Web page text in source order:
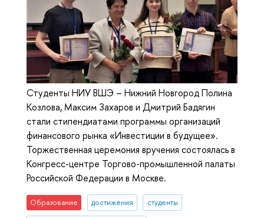
Студенты НИУ ВШЭ – Нижний Новгород Полина
Козлова, Максим Захаров и Дмитрий Бадягин
стали стипендиатами программы организаций
финансового рынка «Инвестиции в будущее».
Торжественная церемония вручения состоялась в
Конгресс-центре Торгово-промышленной палаты
Российской Федерации в Москве.
Образование достижения студенты